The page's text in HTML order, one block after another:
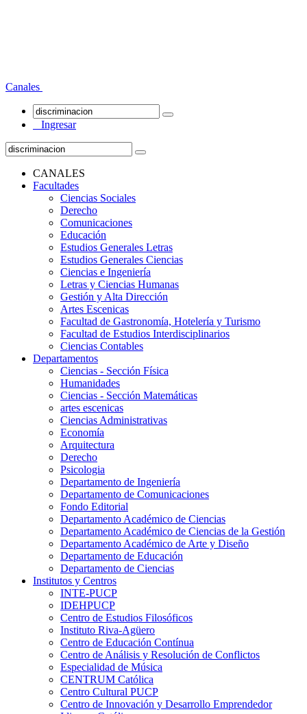
Canales
Ingresar
CANALES
Facultades
Ciencias Sociales
Derecho
Comunicaciones
Educación
Estudios Generales Letras
Estudios Generales Ciencias
Ciencias e Ingeniería
Letras y Ciencias Humanas
Gestión y Alta Dirección
Artes Escenicas
Facultad de Gastronomía, Hotelería y Turismo
Facultad de Estudios Interdisciplinarios
Ciencias Contables
Departamentos
Ciencias - Sección Física
Humanidades
Ciencias - Sección Matemáticas
artes escenicas
Ciencias Administrativas
Economía
Arquitectura
Derecho
Psicologia
Departamento de Ingeniería
Departamento de Comunicaciones
Fondo Editorial
Departamento Académico de Ciencias
Departamento Académico de Ciencias de la Gestión
Departamento Académico de Arte y Diseño
Departamento de Educación
Departamento de Ciencias
Institutos y Centros
INTE-PUCP
IDEHPUCP
Centro de Estudios Filosóficos
Instituto Riva-Agüero
Centro de Educación Contínua
Centro de Análisis y Resolución de Conflictos
Especialidad de Música
CENTRUM Católica
Centro Cultural PUCP
Centro de Innovación y Desarrollo Emprendedor